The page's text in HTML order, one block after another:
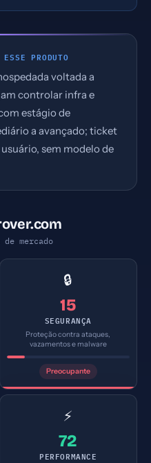
PRODUTO
voltada a
controlar infra e
estágio de
a avançado; ticket
sem modelo de
mercado
🔒
15
SEGURANÇA
Proteção contra ataques,
vazamentos e malware
Preocupante
⚡
72
PERFORMANCE